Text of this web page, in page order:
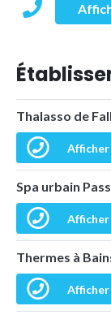
Thalasso de
Spa urbain
Thermes à